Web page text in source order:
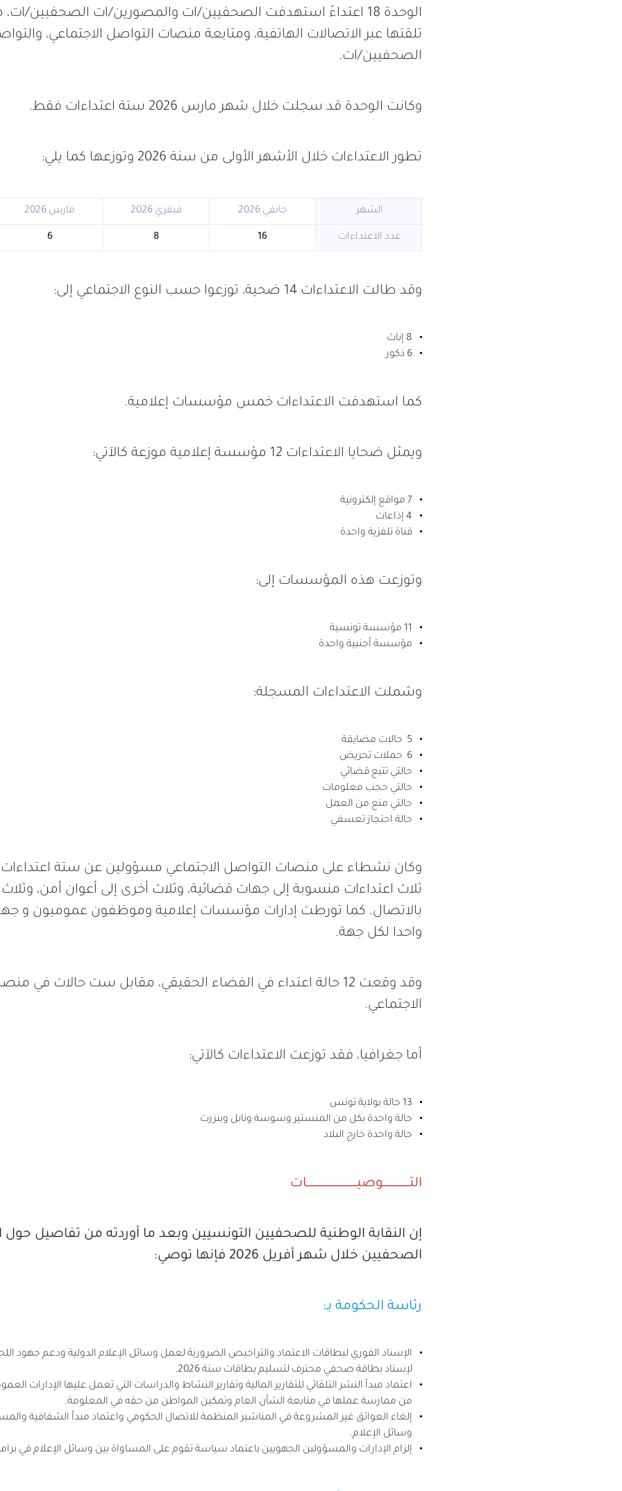
تلقتها عبر الاتصالات الهاتفية، ومتابعة منصات التواصل الاجتماعي،
الصحفيين/ات.
وكانت الوحدة قد سجلت خلال شهر مارس 2026 ستة اعتداءات فقط.
تطور الاعتداءات خلال الأشهر الأولى من سنة 2026 وتوزعها كما يلي:
الشهر جانفي 2026 فيفري 2026 مارس 2026
عدد الاعتداءات 16
8
6
وقد طالت الاعتداءات 14 ضحية، توزعوا حسب النوع الاجتماعي إلى:
8 إناث
6 ذكور
كما استهدفت الاعتداءات خمس مؤسسات إعلامية.
ويمثل ضحايا الاعتداءات 12 مؤسسة إعلامية موزعة كالآتي:
7 مواقع إلكترونية
4 إذاعات
قناة تلفزية واحدة
وتوزعت هذه المؤسسات إلى:
11 مؤسسة تونسية
مؤسسة أجنبية واحدة
وشملت الاعتداءات المسجلة:
5 حالات مضايقة
6 حملات تحريض
حالتي تتبع قضائي
حالتي حجب معلومات
حالتي منع من العمل
حالة احتجاز تعسفي
وكان نشطاء على منصات التواصل الاجتماعي مسؤولين عن ستة
ثلاث اعتداءات منسوبة إلى جهات قضائية، وثلاث أخرى إلى أعوان أمن،
بالاتصال. كما تورطت إدارات مؤسسات إعلامية وموظفون عموميون و
واحدا لكل جهة.
وقد وقعت 12 حالة اعتداء في الفضاء الحقيقي، مقابل ست حالات في
الاجتماعي.
أما جغرافيا، فقد توزعت الاعتداءات كالآتي:
13 حالة بولاية تونس
حالة واحدة بكل من المنستير وسوسة ونابل وبنزرت
حالة واحدة خارج البلاد
التـــــــــــــــــــوصيــــــــــــــــــــــــــــــــــــات
إن النقابة الوطنية للصحفيين التونسيين وبعد ما أوردته من تفاصيل حول
الصحفيين خلال شهر أفريل 2026 فإنها توصي:
رئاسة الحكومة بـ:
الإسناد الفوري لبطاقات الاعتماد والتراخيص الضرورية لعمل وسائل الإعلام الدولية ودعم جهود
لإسناد بطاقة صحفي محترف لتسليم بطاقات سنة 2026.
اعتماد مبدأ النشر التلقائي للتقارير المالية وتقارير النشاط والدراسات التي تعمل عليها الإدارات
من ممارسة عملها في متابعة الشأن العام وتمكين المواطن من حقه في المعلومة.
إلغاء العوائق غير المشروعة في المناشير المنظمة للاتصال الحكومي واعتماد مبدأ الشفافية
وسائل الإعلام.
إلزام الإدارات والمسؤولين الجهويين باعتماد سياسة تقوم على المساواة بين وسائل الإعلام في